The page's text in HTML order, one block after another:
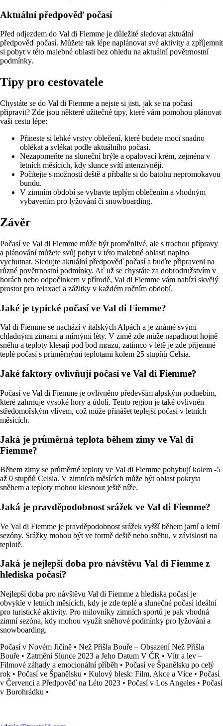
Aktuální předpověď počasí
Před odjezdem do Val di Fiemme je důležité sledovat aktuální
předpověď počasí. Můžete tak lépe naplánovat své aktivity a zpříjemnit
si pobyt v této malebné oblasti bez ohledu na aktuální povětrnostní
podmínky.
Tipy pro cestovatele
Chystáte se do Val di Fiemme a nejste si jisti, jak se na počasí
připravit? Zde jsou některé užitečné tipy, které vám pomohou plánovat
vaši cestu lépe:
Přineste si lehké vrstvy oblečení, které budete moci snadno
oblékat a svlékat podle aktuálního počasí.
Nezapomeňte na sluneční brýle a opalovací krém, zejména v
letních měsících, kdy slunce svítí intenzivněji.
Počítejte s možností deště a přibalte si do batohu nepromokavou
bundu.
V zimním období se vybavte teplým oblečením a vhodným
vybavením pro lyžování či snowboarding.
Závěr
Počasí ve Val di Fiemme může být proměnlivé, ale s trochou přípravy
a plánování můžete svůj pobyt v této malebné oblasti naplno
vychutnat. Sledujte aktuální předpověď počasí a buďte připraveni na
různé povětrnostní podmínky. Ať už se chystáte za dobrodružstvím v
horách nebo odpočinkem v přírodě, Val di Fiemme vám nabízí skvělý
prostor pro relaxaci a zážitky v každém ročním období.
Jaké je typické počasí ve Val di Fiemme?
Val di Fiemme se nachází v italských Alpách a je známé svými
chladnými zimami a mírnými léty. V zimě zde může napadnout hojně
sněhu a teploty klesají pod bod mrazu, zatímco v létě je zde příjemné
teplé počasí s průměrnými teplotami kolem 25 stupňů Celsia.
Jaké faktory ovlivňují počasí ve Val di Fiemme?
Počasí ve Val di Fiemme je ovlivněno především alpským podnebím,
které zahrnuje vysoké hory a údolí. Tento region je také ovlivněn
středomořským vlivem, což může přinášet teplejší počasí v letních
měsících.
Jaká je průměrná teplota během zimy ve Val di
Fiemme?
Během zimy se průměrné teploty ve Val di Fiemme pohybují kolem -5
až 0 stupňů Celsia. V zimních měsících může být oblast pokryta
sněhem a teploty mohou klesnout ještě níže.
Jaká je pravděpodobnost srážek ve Val di Fiemme?
Ve Val di Fiemme je pravděpodobnost srážek vyšší během jarní a letní
sezóny. Srážky mohou být ve formě deště nebo sněhu, v závislosti na
teplotě.
Jaká je nejlepší doba pro návštěvu Val di Fiemme z
hlediska počasí?
Nejlepší doba pro návštěvu Val di Fiemme z hlediska počasí je
obvykle v letních měsících, kdy je zde teplé a slunečné počasí ideální
pro turistické aktivity. Pro milovníky zimních sportů je pak vhodná
zimní sezóna, kdy mohou využít sněhové podmínky pro lyžování a
snowboarding.
Počasí v Novém Jičíně • Než Přišla Bouře – Obsazení Než Přišla
Bouře • Zatmění Slunce 2023 a Jeho Datum V ČR • Vítr a lev –
Filmové záhady a emocionální příběh • Počasí ve Španělsku po celý
rok • Počasí ve Španělsku • Kulový blesk: Film, Akce a Více • Počasí
v Červenci a Předpověď na Léto 2023 • Počasí v Los Angeles • Počasí
v Borohrádku •